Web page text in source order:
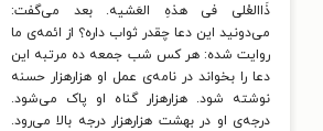
ذَاالعُلی فی هذهِ العَشیه. بعد می‌گفت:
می‌دونید این دعا چقدر ثواب داره؟ از ائمه‌ی ما
روایت شده: هر کس شب جمعه ده مرتبه این
دعا را بخواند در نامه‌ی عمل او هزارهزار حسنه
نوشته شود. هزارهزار گناه او پاک می‌شود.
درجه‌ی او در بهشت هزارهزار درجه بالا می‌رود.